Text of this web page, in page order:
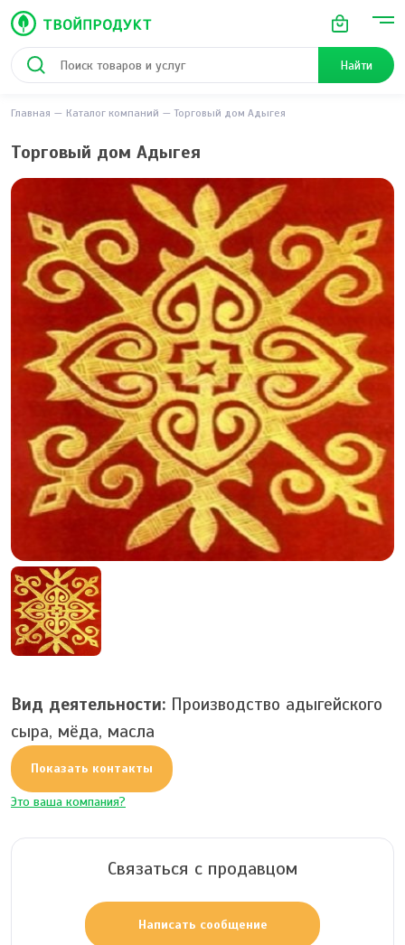
Найти
Главная Каталог компаний Торговый дом Адыгея
Торговый дом Адыгея
Вид деятельности: Производство адыгейского
сыра, мёда, масла
Показать контакты
Это ваша компания?
Связаться с продавцом
Написать сообщение